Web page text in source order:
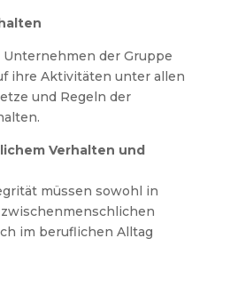
der Gruppe
ihre Aktivitäten unter allen
und Regeln der
Verhalten und
müssen sowohl in
im beruflichen Alltag